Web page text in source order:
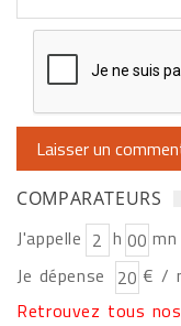
COMPARATEURS
J'appelle h
Je dépense
€ /
Retrouvez tous